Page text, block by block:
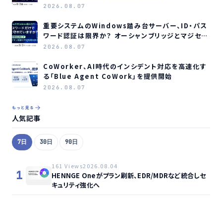
2026.08.07
重要システムのWindows踏み台サーバー、ID・パス
ワード認証は限界か？ オーシャンブリッジとマジセミ
がウェビナー開催へ
2026.08.07
CoWorker、AI時代のインシデント対応を高速化す
る「Blue Agent CoWork」を提供開始
2026.08.07
もっと見る
人気記事
7日 30日 90日
1
161 Views2026.08.04
HENNGE Oneがプラン刷新、EDR/MDRなど統合しセ
キュリティ強化へ